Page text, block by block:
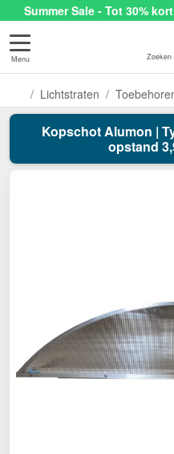
Summer Sale - Tot 30%
Menu Zoeken
Lichtstraten
Kopschot Alumon |
opstand